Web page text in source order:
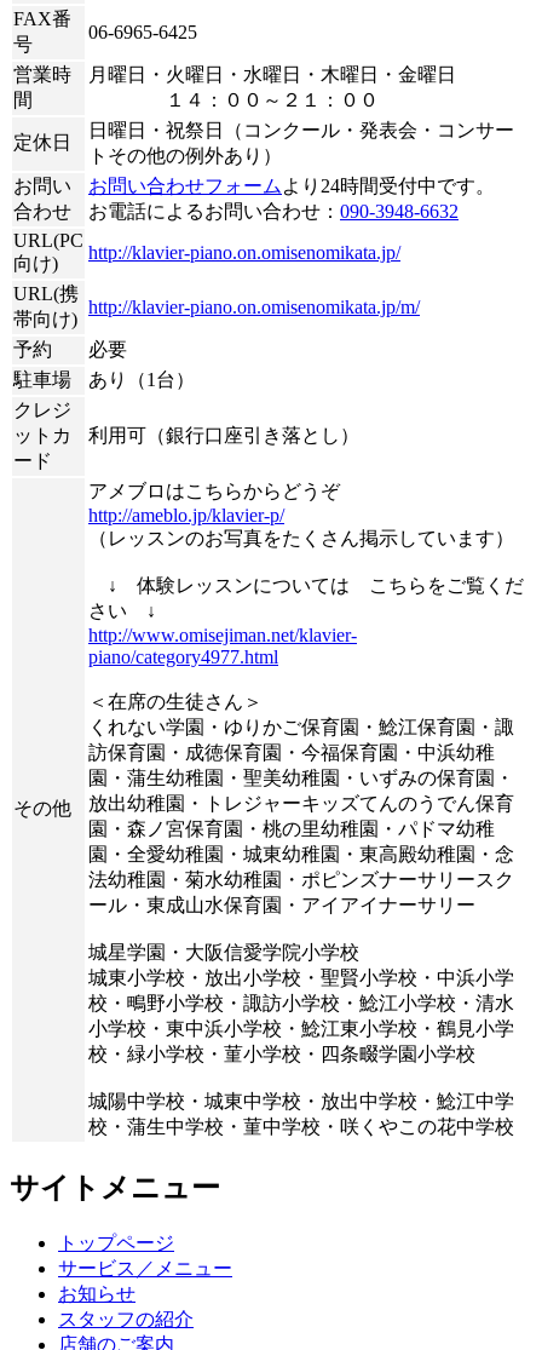
FAX番
号
06-6965-6425
営業時
間
月曜日・火曜日・水曜日・木曜日・金曜日
１４：００～２１：００
定休日
日曜日・祝祭日（コンクール・発表会・コンサー
トその他の例外あり）
お問い
合わせ
お問い合わせフォーム より24時間受付中です。
お電話によるお問い合わせ： 090-3948-6632
URL(PC
向け)
http://klavier-piano.on.omisenomikata.jp/
URL(携
帯向け)
http://klavier-piano.on.omisenomikata.jp/m/
予約
必要
駐車場
あり（1台）
クレジ
ットカ
ード
利用可（銀行口座引き落とし）
その他
アメブロはこちらからどうぞ
http://ameblo.jp/klavier-p/
（レッスンのお写真をたくさん掲示しています）
↓ 体験レッスンについては こちらをご覧くだ
さい ↓
http://www.omisejiman.net/klavier-
piano/category4977.html
＜在席の生徒さん＞
くれない学園・ゆりかご保育園・鯰江保育園・諏
訪保育園・成徳保育園・今福保育園・中浜幼稚
園・蒲生幼稚園・聖美幼稚園・いずみの保育園・
放出幼稚園・トレジャーキッズてんのうでん保育
園・森ノ宮保育園・桃の里幼稚園・パドマ幼稚
園・全愛幼稚園・城東幼稚園・東高殿幼稚園・念
法幼稚園・菊水幼稚園・ポピンズナーサリースク
ール・東成山水保育園・アイアイナーサリー
城星学園・大阪信愛学院小学校
城東小学校・放出小学校・聖賢小学校・中浜小学
校・鴫野小学校・諏訪小学校・鯰江小学校・清水
小学校・東中浜小学校・鯰江東小学校・鶴見小学
校・緑小学校・菫小学校・四条畷学園小学校
城陽中学校・城東中学校・放出中学校・鯰江中学
校・蒲生中学校・菫中学校・咲くやこの花中学校
サイトメニュー
トップページ
サービス／メニュー
お知らせ
スタッフの紹介
店舗のご案内